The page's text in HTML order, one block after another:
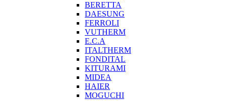
BERETTA
DAESUNG
FERROLI
VUTHERM
E.C.A
ITALTHERM
FONDITAL
KITURAMI
MIDEA
HAIER
MOGUCHI